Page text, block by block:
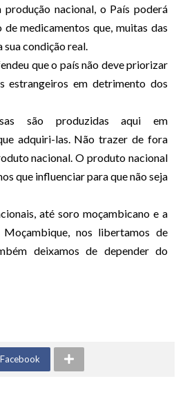
produção nacional, o País poderá
medicamentos que, muitas das
sua condição real.
que o país não deve priorizar
estrangeiros em detrimento dos
são produzidas aqui em
adquiri-las. Não trazer de fora
nacional. O produto nacional
que influenciar para que não seja
até soro moçambicano e a
nos libertamos de
deixamos de depender do